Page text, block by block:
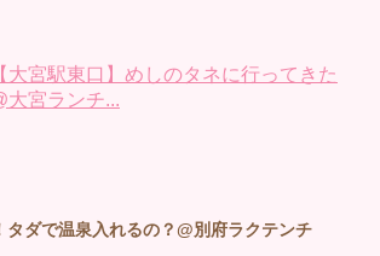
【大宮駅東口】めしのタネに行ってきた
大宮ランチ...
タダで温泉入れるの？@別府ラクテンチ